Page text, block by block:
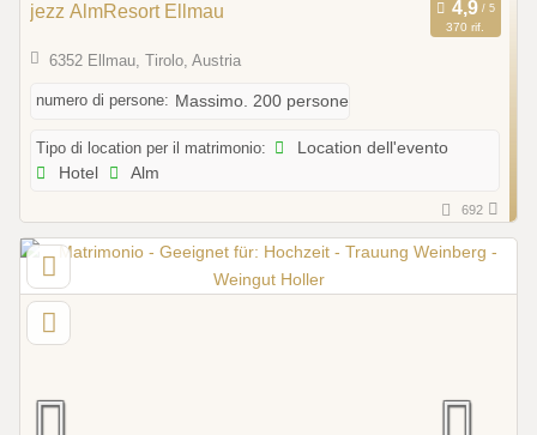
jezz AlmResort Ellmau
370 rif.
6352 Ellmau, Tirolo, Austria
numero di persone: Massimo. 200 persone
Tipo di location per il matrimonio:
Location dell'evento
Hotel
Alm
692